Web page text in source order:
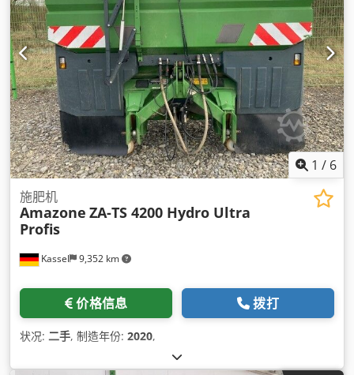
1 / 6
Kassel 9,352 km
施肥机
Amazone ZA-TS 4200 Hydro Ultra
Profis
价格信息 拨打
状况: 二手, 制造年份: 2020,